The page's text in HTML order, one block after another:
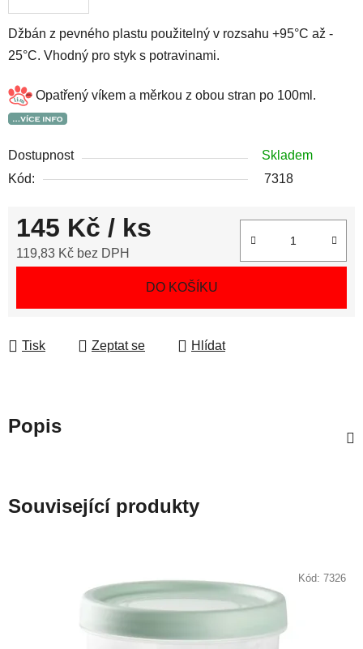
Džbán z pevného plastu použitelný v rozsahu +95°C až -
25°C. Vhodný pro styk s potravinami.
Opatřený víkem a měrkou z obou stran po 100ml.
Dostupnost
Skladem
Kód:
7318
145 Kč / ks
119,83 Kč bez DPH
DO KOŠÍKU
Tisk Zeptat se Hlídat
Popis
Související produkty
Kód: 7326